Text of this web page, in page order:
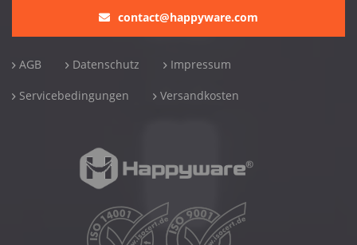
contact@happyware.com
AGB Datenschutz Impressum
Servicebedingungen Versandkosten